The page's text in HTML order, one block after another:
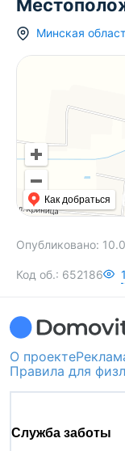
Минская
Как добраться
Опубликовано:
Код об.: 652186
О проекте
Правила для
Служба заботы